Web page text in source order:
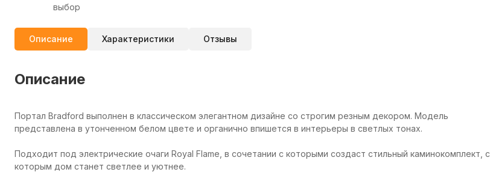
выбор
Описание Характеристики Отзывы
Описание
Портал Bradford выполнен в классическом элегантном дизайне со строгим резным декором. Модель
представлена в утонченном белом цвете и органично впишется в интерьеры в светлых тонах.
Подходит под электрические очаги Royal Flame, в сочетании с которыми создаст стильный каминокомплект, с
которым дом станет светлее и уютнее.